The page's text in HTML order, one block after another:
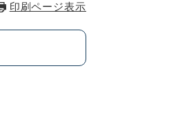
印刷ページ表示